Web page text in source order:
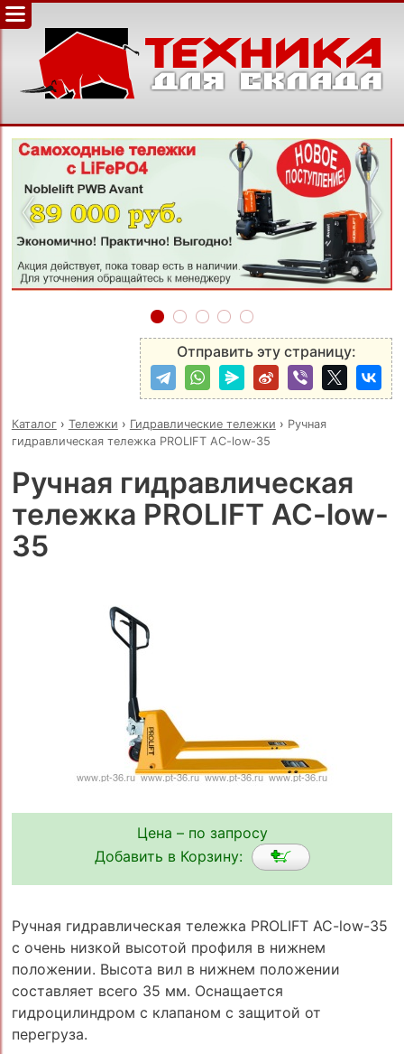
‹ ›
Отправить эту страницу:
Каталог› Тележки › Гидравлические тележки › Ручная
гидравлическая тележка PROLIFT AC-low-35
Ручная гидравлическая
тележка PROLIFT AC-low-
35
Цена – по запросу
Добавить в Корзину:
Ручная гидравлическая тележка PROLIFT AC-low-35
с очень низкой высотой профиля в нижнем
положении. Высота вил в нижнем положении
составляет всего 35 мм. Оснащается
гидроцилиндром с клапаном с защитой от
перегруза.